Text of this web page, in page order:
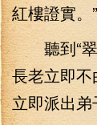
紅樓證實。”
聽到“翠
長老立即不
立即派出弟